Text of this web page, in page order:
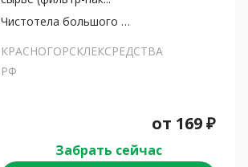
Чистотела большого трава
КРАСНОГОРСКЛЕКСРЕДСТВА
РФ
от 169₽
Забрать сейчас